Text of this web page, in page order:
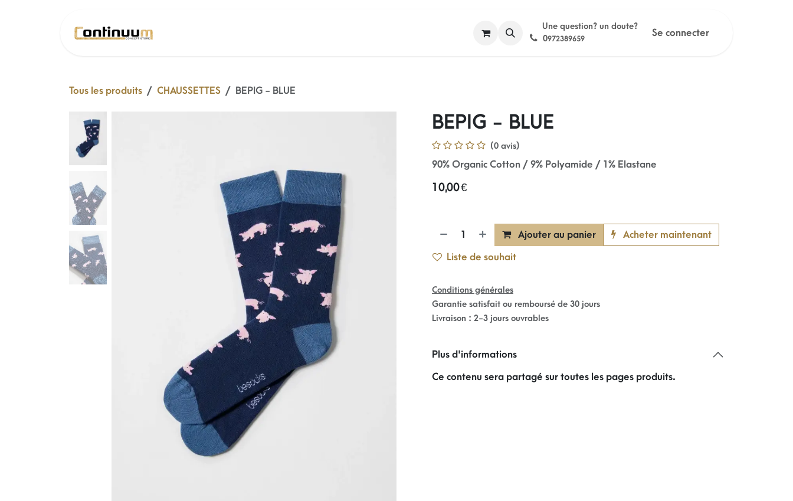
Une question? un doute?
0972389659
Se connecter
Tous les produits CHAUSSETTES BEPIG - BLUE
BEPIG - BLUE
(0 avis)
90% Organic Cotton / 9% Polyamide / 1% Elastane
10,00€
Ajouter au panier Acheter maintenant
Liste de souhait
Conditions générales
Garantie satisfait ou remboursé de 30 jours
Livraison : 2-3 jours ouvrables
Plus d'informations
Ce contenu sera partagé sur toutes les pages produits.